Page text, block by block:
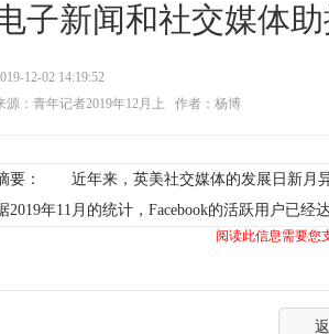
子新闻和社交媒体
12-02 14:19:52
源：青年记者2019年12月上
作者：杨博
要： 近年来，英美社交媒体的发展日新月
2019年11月的统计，Facebook的活跃用户已经
阅读此信息需要您